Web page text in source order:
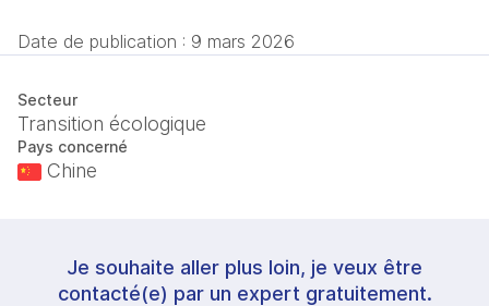
Date de publication : 9 mars 2026
Secteur
Transition écologique
Pays concerné
Chine
Je souhaite aller plus loin, je veux être
contacté(e) par un expert gratuitement.